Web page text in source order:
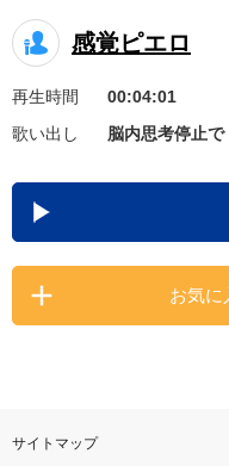
キャンペーン
お知らせ よくある
DAMの
カラオケ
感覚ピエロ
再生時間
00:04:01
歌い出し
脳内思考停止
お気に
サイトマップ